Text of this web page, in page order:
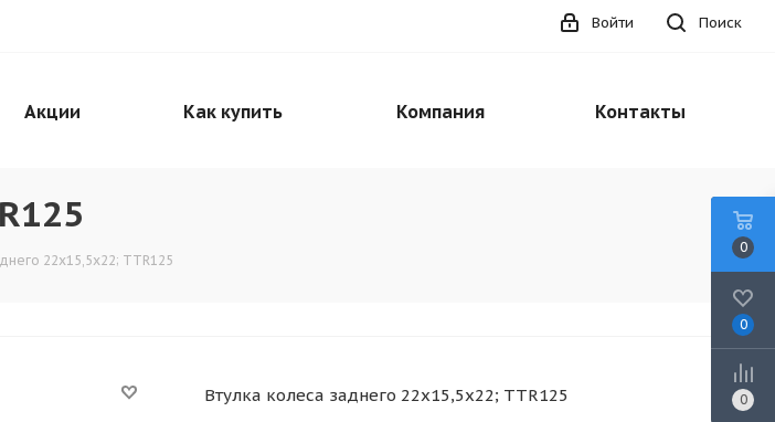
Поиск
Войти
Акции Как купить Компания Контакты
22x15,5x22; TTR125
Втулка колеса заднего 22x15,5x22; TTR125
0
0
0